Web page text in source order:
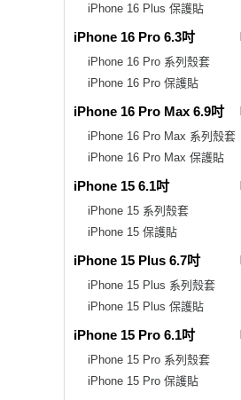
iPhone 16 Plus 保護貼
iPhone 16 Pro 6.3吋
iPhone 16 Pro 系列殼套
iPhone 16 Pro 保護貼
iPhone 16 Pro Max 6.9吋
iPhone 16 Pro Max 系列殼套
iPhone 16 Pro Max 保護貼
iPhone 15 6.1吋
iPhone 15 系列殼套
iPhone 15 保護貼
iPhone 15 Plus 6.7吋
iPhone 15 Plus 系列殼套
iPhone 15 Plus 保護貼
iPhone 15 Pro 6.1吋
iPhone 15 Pro 系列殼套
iPhone 15 Pro 保護貼